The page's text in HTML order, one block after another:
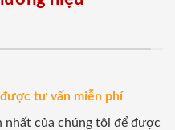
tư vấn miễn phí
nhất của chúng tôi để được